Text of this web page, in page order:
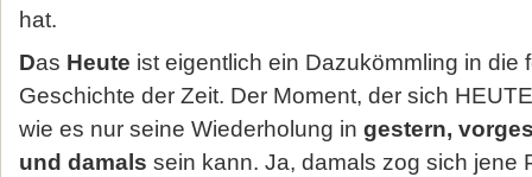
hat.
Das Heute ist eigentlich ein Dazukömmling in die
Geschichte der Zeit. Der Moment, der sich
wie es nur seine Wiederholung in gestern,
und damals sein kann. Ja, damals zog sich jene